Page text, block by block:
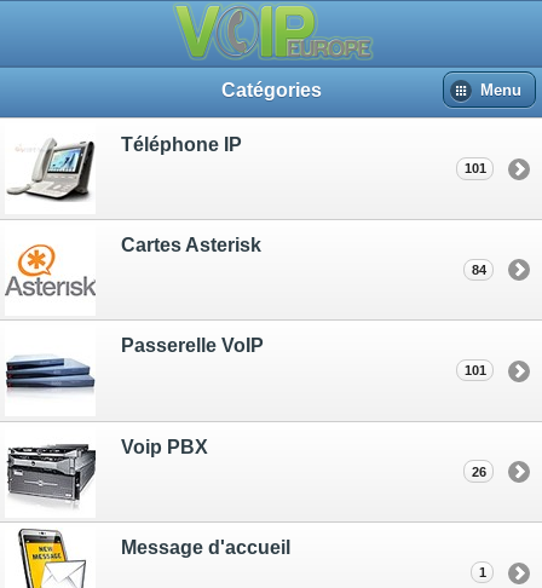
Catégories Menu
Téléphone IP
101
Cartes Asterisk
84
Passerelle VoIP
101
Voip PBX
26
Message d'accueil
1